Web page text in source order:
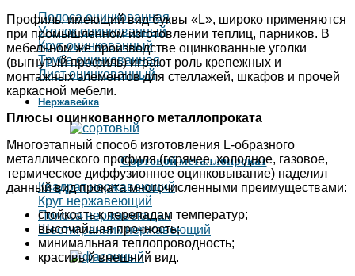
Полоса оцинкованная
Уголок оцинкованный
Круг оцинкованный
Труба оцинкованная
Лист оцинкованный
Нержавейка
Сортовой металлопрокат
Квадрат нержавеющий
Круг нержавеющий
Полоса нержавеющая
Шестигранник нержавеющий
Профиль, имеющий вид буквы «L», широко применяются
при промышленном изготовлении теплиц, парников. В
мебельном же производстве оцинкованные уголки
(выгнутый профиль) играют роль крепежных и
монтажных элементов для стеллажей, шкафов и прочей
каркасной мебели.
Плюсы оцинкованного металлопроката
Многоэтапный способ изготовления L-образного
металлического профиля (горячее, холодное, газовое,
термическое диффузионное оцинковывание) наделил
данный вид проката многочисленными преимуществами:
стойкость к перепадам температур;
высочайшая прочность;
минимальная теплопроводность;
красивый внешний вид.